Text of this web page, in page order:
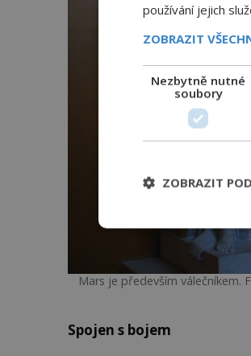
Mars je především válečníkem.
Spojen s bojem
používání jejich
ZOBRAZIT
Nezbytně nutné
soubory
ZOBRAZIT